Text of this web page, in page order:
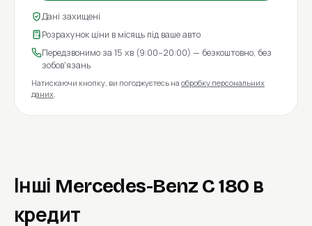
Дані захищені
Розрахунок ціни в місяць під ваше авто
Передзвонимо за 15 хв (9:00–20:00) — безкоштовно, без
зобов'язань
Натискаючи кнопку, ви погоджуєтесь на обробку персональних
даних.
Інші Mercedes-Benz C 180 в
кредит